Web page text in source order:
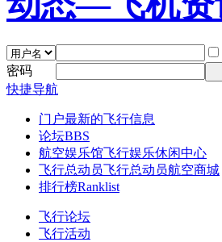
密码
快捷导航
门户最新的飞行信息
论坛BBS
航空娱乐馆飞行娱乐休闲中心
飞行总动员飞行总动员航空商城
排行榜Ranklist
飞行论坛
飞行活动